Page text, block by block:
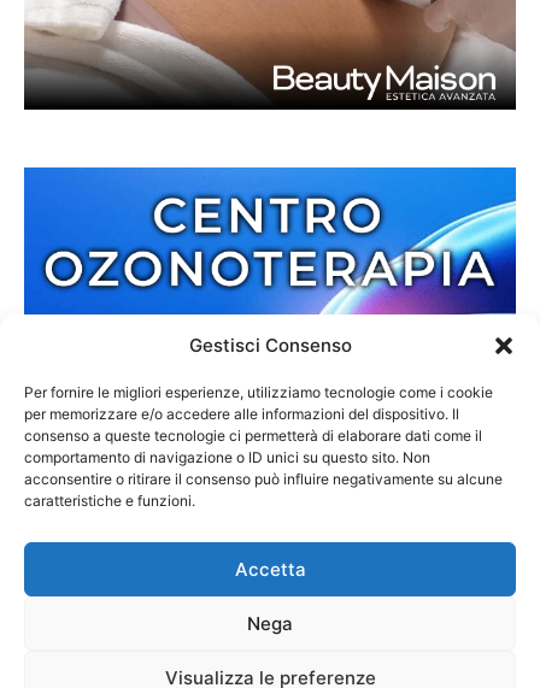
Gestisci Consenso
Per fornire le migliori esperienze, utilizziamo tecnologie come i cookie
per memorizzare e/o accedere alle informazioni del dispositivo. Il
consenso a queste tecnologie ci permetterà di elaborare dati come il
comportamento di navigazione o ID unici su questo sito. Non
acconsentire o ritirare il consenso può influire negativamente su alcune
caratteristiche e funzioni.
Accetta
Nega
Visualizza le preferenze
Contatti Cookie Policy Privacy Policy